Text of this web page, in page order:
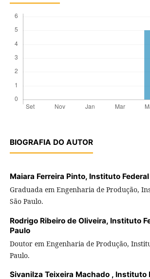
BIOGRAFIA DO AUTOR
Maiara Ferreira Pinto, Instituto
Graduada em Engenharia de Produção,
São Paulo.
Rodrigo Ribeiro de Oliveira, Instituto
Paulo
Doutor em Engenharia de Produção,
Paulo.
Sivanilza Teixeira Machado , Instituto